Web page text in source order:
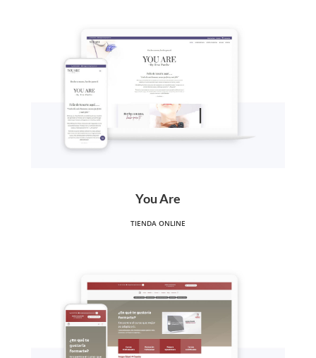
You Are
TIENDA ONLINE